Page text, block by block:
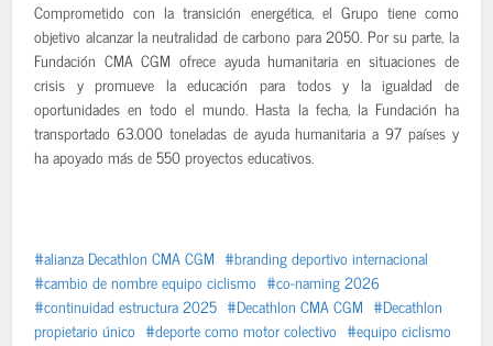
Comprometido con la transición energética, el Grupo tiene como
objetivo alcanzar la neutralidad de carbono para 2050. Por su parte, la
Fundación CMA CGM ofrece ayuda humanitaria en situaciones de
crisis y promueve la educación para todos y la igualdad de
oportunidades en todo el mundo. Hasta la fecha, la Fundación ha
transportado 63.000 toneladas de ayuda humanitaria a 97 países y
ha apoyado más de 550 proyectos educativos.
alianza Decathlon CMA CGM
branding deportivo internacional
cambio de nombre equipo ciclismo
co-naming 2026
continuidad estructura 2025
Decathlon CMA CGM
Decathlon
propietario único
deporte como motor colectivo
equipo ciclismo